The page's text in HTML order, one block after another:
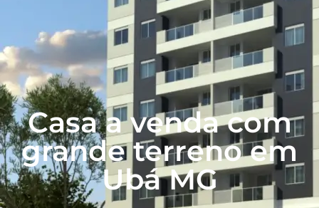
Casa a venda com
grande terreno em
Ubá MG